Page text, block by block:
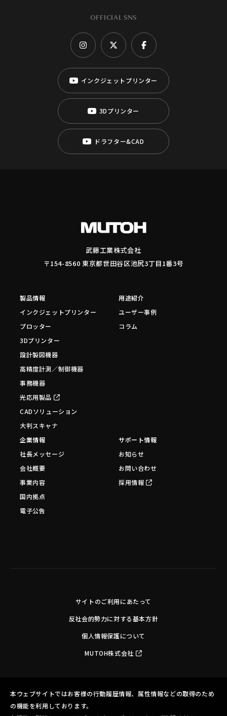
OFFICIAL SNS
インクジェットプリンター
3Dプリンター
ドラフター&CAD
武藤工業株式会社
〒154-8560 東京都世田谷区池尻3丁目1番3号
製品情報
インクジェットプリンター
プロッター
3Dプリンター
設計製図機器
高精度計測／制御機器
事務機器
光応用製品
CADソリューション
大判スキャナ
用途紹介
ユーザー事例
コラム
企業情報
社長メッセージ
会社概要
事業内容
国内拠点
電子公告
サポート情報
お知らせ
お問い合わせ
採用情報
サイトのご利用にあたって
反社会的勢力に対する基本方針
個人情報保護について
MUTOH株式会社
Copyright©MUTOH INDUSTRIES LTD. All Rights Reserved.
本ウェブサイトではお客様の行動履歴情報、属性情報などの取得のため
の機能を利用しております。